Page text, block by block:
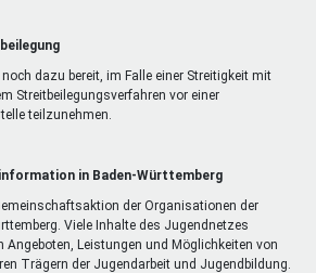
dazu bereit, im Falle einer Streitigkeit mit
Streitbeilegungsverfahren vor einer
teilzunehmen.
in Baden-Württemberg
der Organisationen der
Viele Inhalte des Jugendnetzes
Angeboten, Leistungen und Möglichkeiten von
Trägern der Jugendarbeit und Jugendbildung.